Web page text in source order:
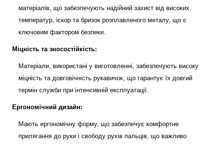
матеріалів, що забезпечують надійний захист від високих
температур, іскор та бризок розплавленого металу, що є
ключовим фактором безпеки.
Міцність та зносостійкість:
Матеріали, використані у виготовленні, забезпечують високу
міцність та довговічність рукавичок, що гарантує їх довгий
термін служби при інтенсивній експлуатації.
Ергономічний дизайн:
Мають ергономічну форму, що забезпечує комфортне
прилягання до руки і свободу рухів пальців, що важливо